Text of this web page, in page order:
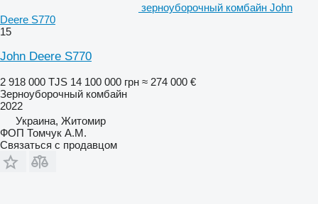
зерноуборочный комбайн John
Deere S770
15
John Deere S770
2 918 000 TJS 14 100 000 грн ≈ 274 000 €
Зерноуборочный комбайн
2022
Украина, Житомир
ФОП Томчук А.М.
Связаться с продавцом